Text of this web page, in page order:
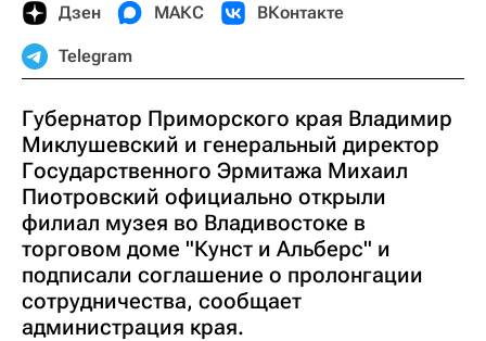
Дзен МАКС ВКонтакте
Telegram
Губернатор Приморского края Владимир
Миклушевский и генеральный директор
Государственного Эрмитажа Михаил
Пиотровский официально открыли
филиал музея во Владивостоке в
торговом доме "Кунст и Альберс" и
подписали соглашение о пролонгации
сотрудничества, сообщает
администрация края.